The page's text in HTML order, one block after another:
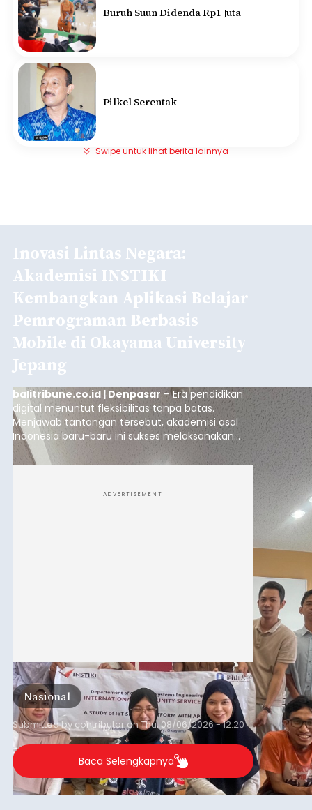
Buruh Suun Didenda Rp1 Juta
Pilkel Serentak
Swipe untuk lihat berita lainnya
Inovasi Lintas Negara:
Akademisi INSTIKI
Kembangkan Aplikasi Belajar
Pemrograman Berbasis
Mobile di Okayama University
Jepang
balitribune.co.id | Denpasar – Era pendidikan
digital menuntut fleksibilitas tanpa batas.
Menjawab tantangan tersebut, akademisi asal
Indonesia baru-baru ini sukses melaksanakan
program Pengabdian Kepada Masyarakat (PKM)
skala internasional di Distributed Systems
ADVERTISEMENT
Nasional
Submitted bycontributoronThu, 08/06/2026 - 12:20
Baca Selengkapnya